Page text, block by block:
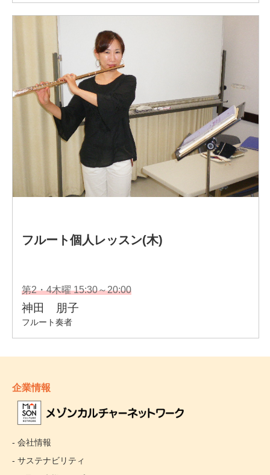
企業情報
- 会社情報
- サステナビリティ